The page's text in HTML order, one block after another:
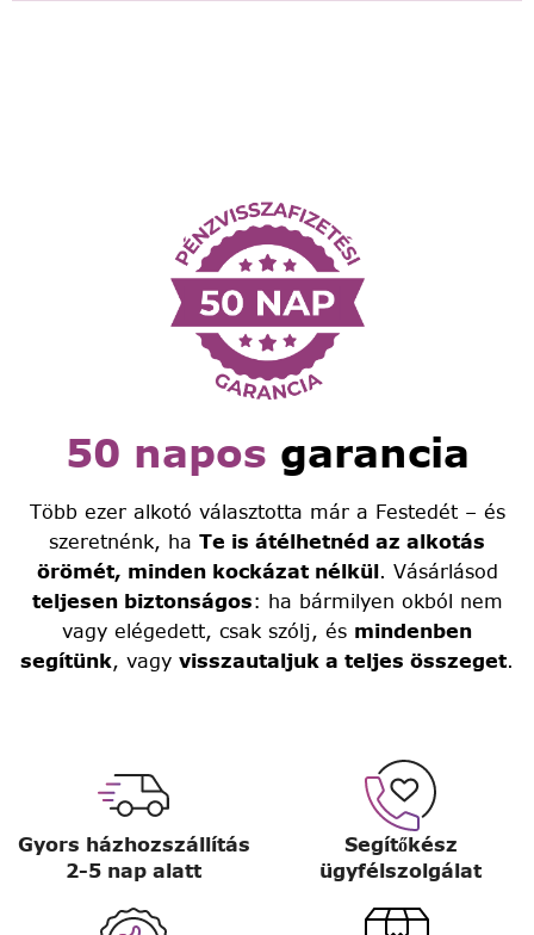
50 napos garancia
Több ezer alkotó választotta már a Festedét – és
szeretnénk, ha Te is átélhetnéd az alkotás
örömét, minden kockázat nélkül. Vásárlásod
teljesen biztonságos: ha bármilyen okból nem
vagy elégedett, csak szólj, és mindenben
segítünk, vagy visszautaljuk a teljes összeget.
Gyors házhozszállítás
2-5 nap alatt
Segítőkész
ügyfélszolgálat